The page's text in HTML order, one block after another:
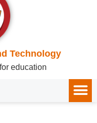
Technology
education